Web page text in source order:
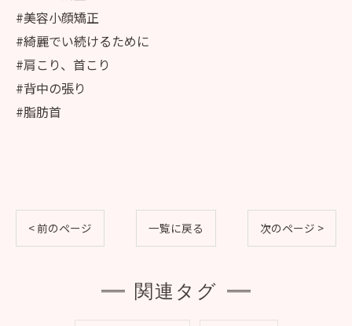
#美容小顔矯正
#綺麗でい続けるために
#肩こり、首こり
#背中の張り
#脂肪首
< 前のページ 一覧に戻る 次のページ >
関連タグ